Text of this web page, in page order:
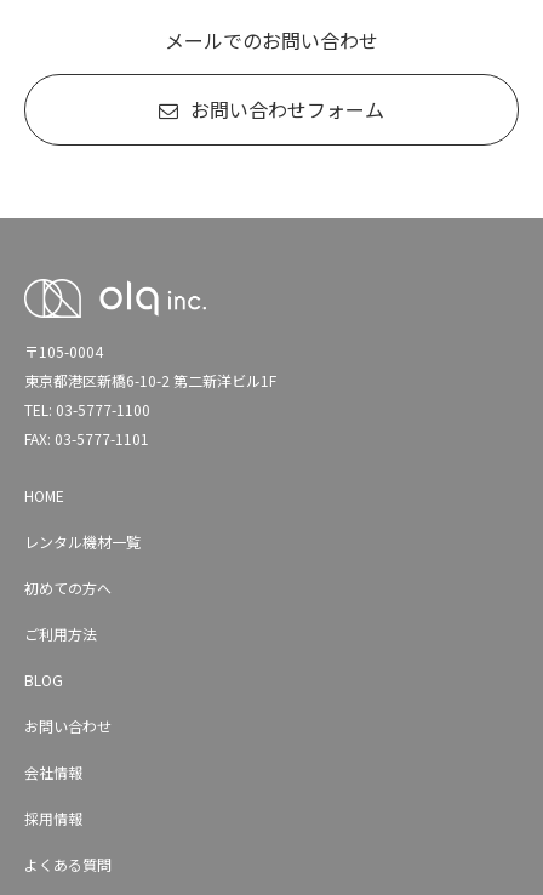
メールでのお問い合わせ
お問い合わせフォーム
〒105-0004
東京都港区新橋6-10-2 第二新洋ビル1F
TEL: 03-5777-1100
FAX: 03-5777-1101
HOME
レンタル機材一覧
初めての方へ
ご利用方法
BLOG
お問い合わせ
会社情報
採用情報
よくある質問